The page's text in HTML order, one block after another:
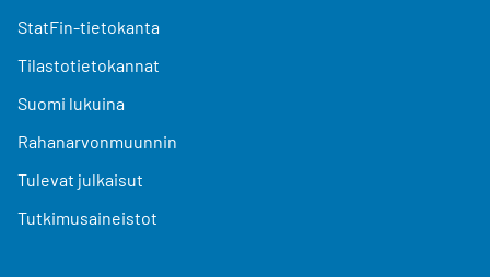
StatFin-tietokanta
Tilastotietokannat
Suomi lukuina
Rahanarvonmuunnin
Tulevat julkaisut
Tutkimusaineistot